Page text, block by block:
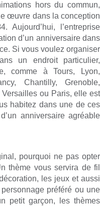
hors du commun,
œuvre dans la conception
Aujourd’hui, l’entreprise
d’un anniversaire dans
Si vous voulez organiser
un endroit particulier,
comme à Tours, Lyon,
Chantilly, Grenoble,
ou Paris, elle est
habitez dans une de ces
anniversaire agréable
pourquoi ne pas opter
thème vous servira de fil
les jeux et aussi
préféré ou une
petit garçon, les thèmes